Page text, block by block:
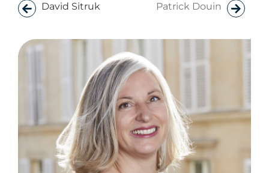
David Sitruk Patrick Douin